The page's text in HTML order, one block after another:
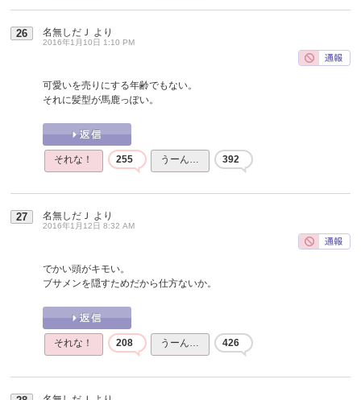
26 名無しだＪ より
2016年1月10日 1:10 PM
可愛いを売りにする年齢でもない。
それに髪型が馬鹿っぽい。
それな！ 255 うーん… 392
27 名無しだＪ より
2016年1月12日 8:32 AM
でかい頭がキモい。
ブサメンを隠すためだから仕方ないか。
それな！ 208 うーん… 426